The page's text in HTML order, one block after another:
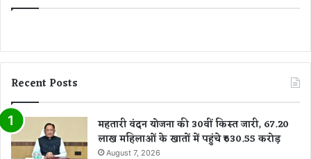
Recent Posts
महतारी वंदन योजना की 30वीं किस्त जारी, 67.20
लाख महिलाओं के खातों में पहुंचे ₹630.55 करोड़
August 7, 2026